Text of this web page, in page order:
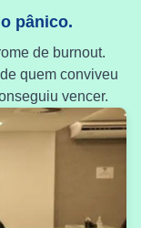
pânico.
de burnout.
quem conviveu
vencer.